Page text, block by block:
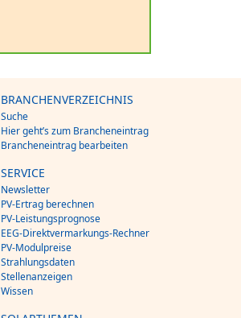
BRANCHENVERZEICHNIS
Suche
Hier geht’s zum Brancheneintrag
Brancheneintrag bearbeiten
SERVICE
Newsletter
PV-Ertrag berechnen
PV-Leistungsprognose
EEG-Direktvermarkungs-Rechner
PV-Modulpreise
Strahlungsdaten
Stellenanzeigen
Wissen